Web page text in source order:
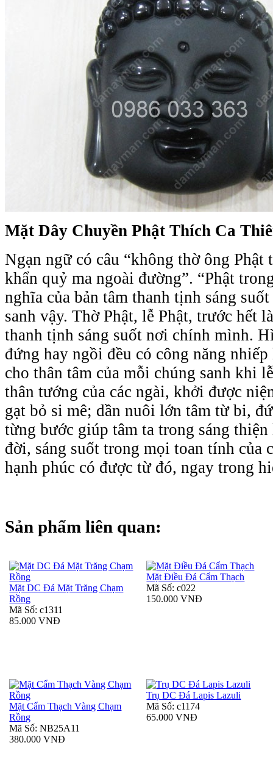
Mặt Dây Chuyền Phật Thích Ca
Ngạn ngữ có câu “không thờ ông Phật
khẩn quỷ ma ngoài đường”. “Phật
nghĩa của bản tâm thanh tịnh sáng
sanh vậy. Thờ Phật, lễ Phật, trước hết
thanh tịnh sáng suốt nơi chính mình.
đứng hay ngồi đều có công năng
cho thân tâm của mỗi chúng sanh khi
thân tướng của các ngài, khởi được
gạt bỏ si mê; dần nuôi lớn tâm từ bi,
từng bước giúp tâm ta trong sáng
đời, sáng suốt trong mọi toan tính của
hạnh phúc có được từ đó, ngay trong
Sản phẩm liên quan:
Mặt DC Đá Mặt Trăng Chạm
Rồng
Mã Số: c1311
85.000 VNĐ
Mặt Điều Đá Cẩm Thạch
Mã Số: c022
150.000 VNĐ
Mặt Cẩm Thạch Vàng Chạm
Rồng
Mã Số: NB25A11
380.000 VNĐ
Trụ DC Đá Lapis Lazuli
Mã Số: c1174
65.000 VNĐ